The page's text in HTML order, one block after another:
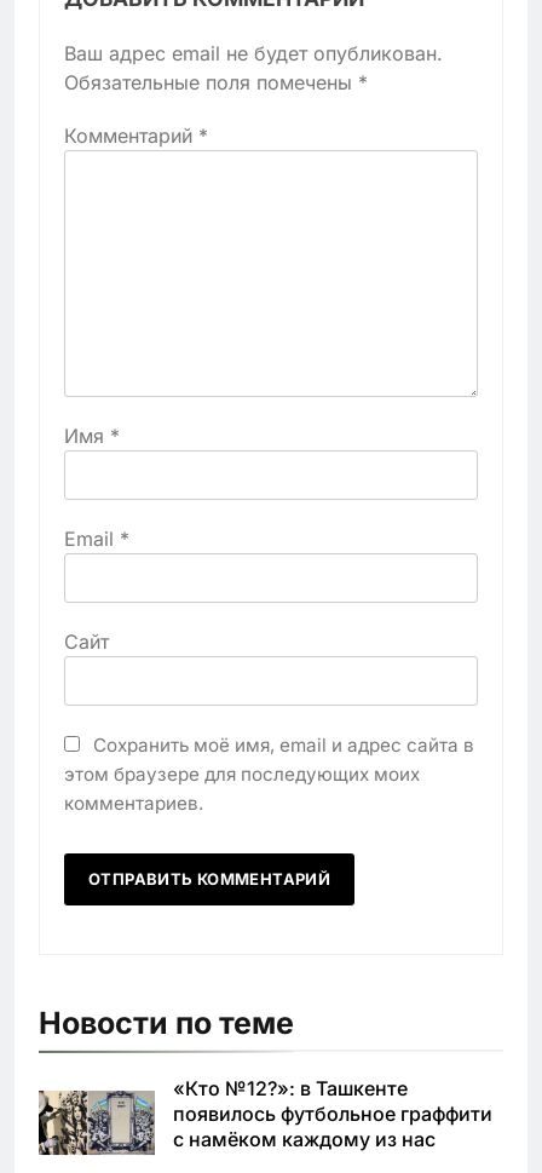
Ваш адрес email не будет опубликован.
Обязательные поля помечены *
Комментарий *
Имя *
Email *
Сайт
Сохранить моё имя, email и адрес сайта в
этом браузере для последующих моих
комментариев.
Новости по теме
«Кто №12?»: в Ташкенте
появилось футбольное граффити
с намёком каждому из нас